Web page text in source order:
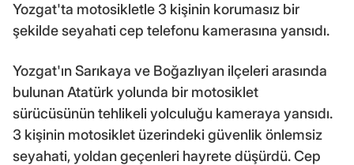
Yozgat'ta motosikletle 3 kişinin korumasız bir
şekilde seyahati cep telefonu kamerasına yansıdı.
Yozgat'ın Sarıkaya ve Boğazlıyan ilçeleri arasında
bulunan Atatürk yolunda bir motosiklet
sürücüsünün tehlikeli yolculuğu kameraya yansıdı.
3 kişinin motosiklet üzerindeki güvenlik önlemsiz
seyahati, yoldan geçenleri hayrete düşürdü. Cep